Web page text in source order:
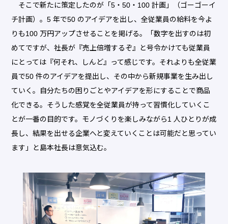
そこで新たに策定したのが「5・50・100 計画」（ゴーゴーイ
チ計画）。5 年で50 のアイデアを出し、全従業員の給料を今よ
りも100 万円アップさせることを掲げる。「数字を出すのは初
めてですが、社長が『売上倍増するぞ』と号令かけても従業員
にとっては『何それ、しんど』って感じです。それよりも全従業
員で50 件のアイデアを提出し、その中から新規事業を生み出し
ていく。自分たちの困りごとやアイデアを形にすることで商品
化できる。そうした感覚を全従業員が持って習慣化していくこ
とが一番の目的です。モノづくりを楽しみながら1 人ひとりが成
長し、結果を出せる企業へと変えていくことは可能だと思ってい
ます」と島本社長は意気込む。